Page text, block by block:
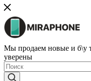
Мы продаем новые и б\у
уверены